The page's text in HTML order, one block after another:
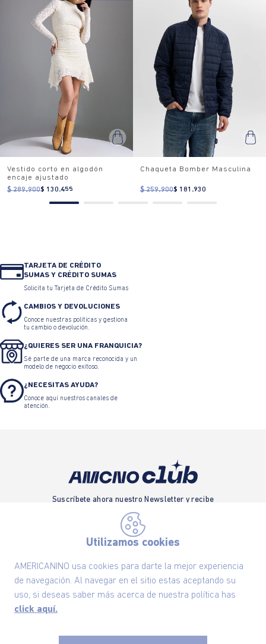
Utilizamos cookies
AMERICANINO usa cookies para darte la mejor experiencia
de navegación. Al navegar en el sitio estas aceptando su
uso, si deseas saber más acerca de nuestra política has
click aquí.
Vestido corto en algodón
encaje ajustado
$ 289.900$ 130.455
Chaqueta Bomber Masculina
$ 259.900$ 181.930
TARJETA DE CRÉDITO
SUMAS Y CRÉDITO SUMAS
Solicita tu Tarjeta de Crédito Sumas
CAMBIOS Y DEVOLUCIONES
Conoce nuestras políticas y gestiona
tu cambio o devolución.
¿QUIERES SER UNA FRANQUICIA?
Sé parte de una marca reconocida y un
modelo de negocio exitoso.
¿NECESITAS AYUDA?
Conoce aquí nuestros canales de
atención.
Suscríbete ahora nuestro Newsletter y recibe
las ofertas exclusivas y lo último en moda
SUSCRÍBETE AHORA
Nuestra Marca